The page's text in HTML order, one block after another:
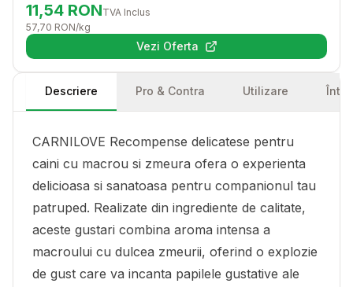
11,54 RONTVA Inclus
57,70 RON/kg
Vezi Oferta(se deschide într-o filă nouă)
Descriere Pro & Contra Utilizare
CARNILOVE Recompense delicatese pentru
caini cu macrou si zmeura ofera o experienta
delicioasa si sanatoasa pentru companionul tau
patruped. Realizate din ingrediente de calitate,
aceste gustari combina aroma intensa a
macroului cu dulcea zmeurii, oferind o explozie
de gust care va incanta papilele gustative ale